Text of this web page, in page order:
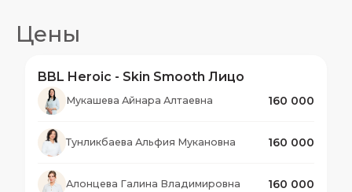
кожу пациента, обеспечивая равномерное и
Световая энергия избирательно воздействует
на пигмент и сосуды, не повреждая
курс процедур и обязательное использование
Цены
BBL Heroic - Skin Smooth Лицо
Мукашева Айнара Алтаевна 160 000
Тунликбаева Альфия Мукановна 160 000
Алонцева Галина Владимировна 160 000